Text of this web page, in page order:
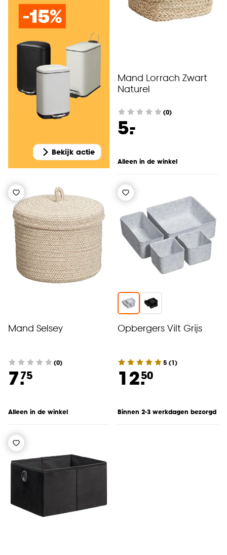
Bekijk actie
Mand Lorrach Zwart
Naturel
(0)
5.
-
Alleen in de winkel
Mand Selsey
(0)
7.75
Alleen in de winkel
Opbergers Vilt Grijs
5 (1)
12.50
Binnen 2-3 werkdagen bezorgd